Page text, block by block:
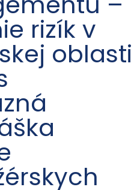
rizík v
oblasti